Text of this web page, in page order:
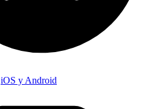
iOS y Android